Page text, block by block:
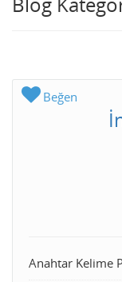
Beğen
Anahtar Kelime